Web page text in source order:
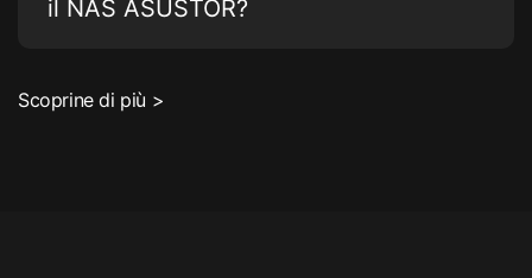
il NAS ASUSTOR?
Scoprine di più >